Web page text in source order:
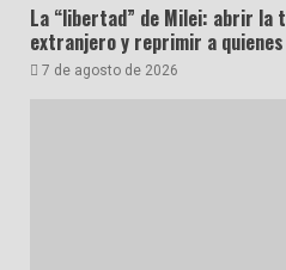
La “libertad” de Milei: abrir
extranjero y reprimir a
7 de agosto de 2026